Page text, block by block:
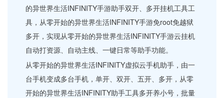
的异世界生活INFINITY手游助手双开、多开挂机工具工
具，从零开始的异世界生活INFINITY手游免root免越狱
多开，实现从零开始的异世界生活INFINITY手游云挂机
自动打资源、自动主线、一键日常等助手功能。
从零开始的异世界生活INFINITY虚拟云手机助手，由一
台手机变成多台手机，单开、双开、五开、多开，从零
开始的异世界生活INFINITY助手工具多开养小号，批量